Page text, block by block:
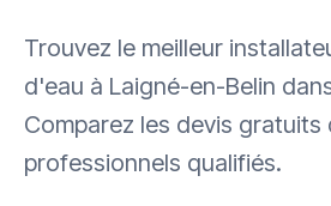
Trouvez le meilleur
d'eau à Laigné-en-Belin
Comparez les devis gratuits
professionnels qualifiés.